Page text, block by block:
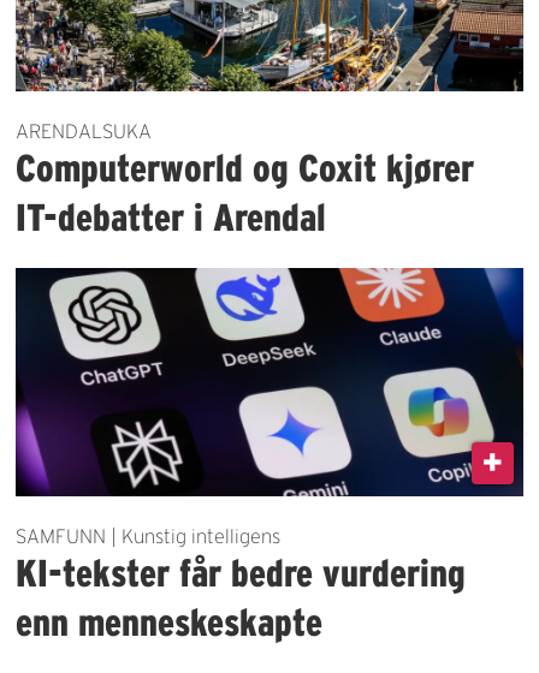
ARENDALSUKA
Computerworld og Coxit kjører
IT-debatter i Arendal
SAMFUNN | Kunstig intelligens
KI-tekster får bedre vurdering
enn menneskeskapte